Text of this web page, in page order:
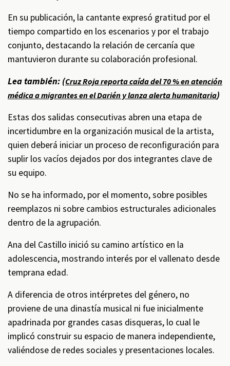
En su publicación, la cantante expresó gratitud por el
tiempo compartido en los escenarios y por el trabajo
conjunto, destacando la relación de cercanía que
mantuvieron durante su colaboración profesional.
Lea también: (Cruz Roja reporta caída del 70 % en atención
médica a migrantes en el Darién y lanza alerta humanitaria)
Estas dos salidas consecutivas abren una etapa de
incertidumbre en la organización musical de la artista,
quien deberá iniciar un proceso de reconfiguración para
suplir los vacíos dejados por dos integrantes clave de
su equipo.
No se ha informado, por el momento, sobre posibles
reemplazos ni sobre cambios estructurales adicionales
dentro de la agrupación.
Ana del Castillo inició su camino artístico en la
adolescencia, mostrando interés por el vallenato desde
temprana edad.
A diferencia de otros intérpretes del género, no
proviene de una dinastía musical ni fue inicialmente
apadrinada por grandes casas disqueras, lo cual le
implicó construir su espacio de manera independiente,
valiéndose de redes sociales y presentaciones locales.